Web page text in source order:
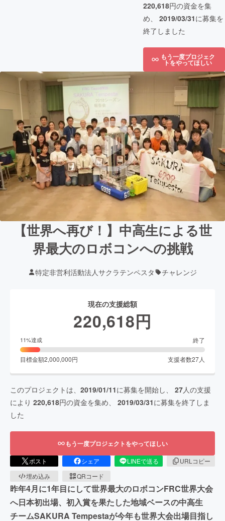
220,618円の資金を集
め、 2019/03/31に募集を
終了しました
もう一度プロジェク
トをやってほしい
【世界へ再び！】中高生による世
界最大のロボコンへの挑戦
特定非営利活動法人サクラテンペスタ チャレンジ
現在の支援総額
220,618円
11%達成 終了
目標金額2,000,000円 支援者数27人
このプロジェクトは、 2019/01/11に募集を開始し、 27人の支援
により 220,618円の資金を集め、 2019/03/31に募集を終了しま
した
もう一度プロジェクトをやってほしい
ポスト シェア LINEで送る
URLコピー
埋め込み
QRコード
昨年4月に1年目にして世界最大のロボコンFRC世界大会
へ日本初出場、初入賞を果たした地域ベースの中高生
チームSAKURA Tempestaが今年も世界大会出場目指し